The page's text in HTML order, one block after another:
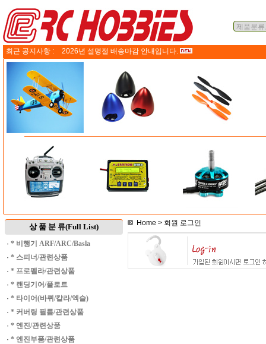
최근 공지사항 : 2026년 설명절 배송마감 안내입니다.
상 품 분 류(Full List)
· * 비행기 ARF/ARC/Basla
· * 스피너/관련상품
· * 프로펠라/관련상품
· * 랜딩기어/플로트
· * 타이어(바퀴/칼라/엑슬)
· * 커버링 필름/관련상품
· * 엔진/관련상품
· * 엔진부품/관련상품
Home > 회원 로그인